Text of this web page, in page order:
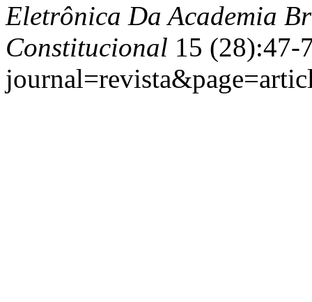
Eletrônica Da Academia
Constitucional 15 (28):47-